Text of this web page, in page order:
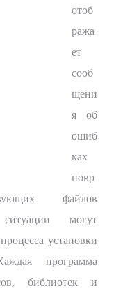
отоб
ража
ет
сооб
щени
я об
ошиб
ках
повр
файлов
могут
установки
программа
библиотек и